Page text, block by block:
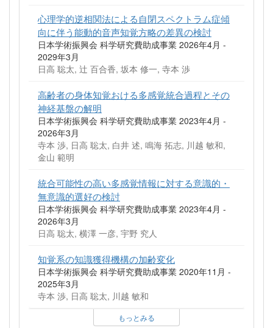
心理学的逆相関法による自閉スペクトラム症傾
向に伴う能動的音声知覚方略の差異の検討
日本学術振興会 科学研究費助成事業 2026年4月 -
2029年3月
日高 聡太, 辻 百合香, 坂本 修一, 寺本 渉
高齢者の身体知覚おける多感覚統合過程とその
神経基盤の解明
日本学術振興会 科学研究費助成事業 2023年4月 -
2026年3月
寺本 渉, 日高 聡太, 白井 述, 鳴海 拓志, 川越 敏和,
金山 範明
統合可能性の高い多感覚情報に対する意識的・
無意識的選好の検討
日本学術振興会 科学研究費助成事業 2023年4月 -
2026年3月
日高 聡太, 横澤 一彦, 宇野 究人
知覚系の知識獲得機構の加齢変化
日本学術振興会 科学研究費助成事業 2020年11月 -
2025年3月
寺本 渉, 日高 聡太, 川越 敏和
もっとみる